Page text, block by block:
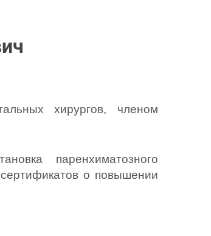
хирургов, членом
паренхиматозного
о повышении